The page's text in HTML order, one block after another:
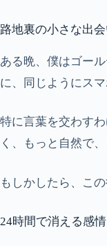
路地裏の小さな出
ある晩、僕はゴー
に、同じようにス
特に言葉を交わす
く、もっと自然で
もしかしたら、こ
24時間で消える感情